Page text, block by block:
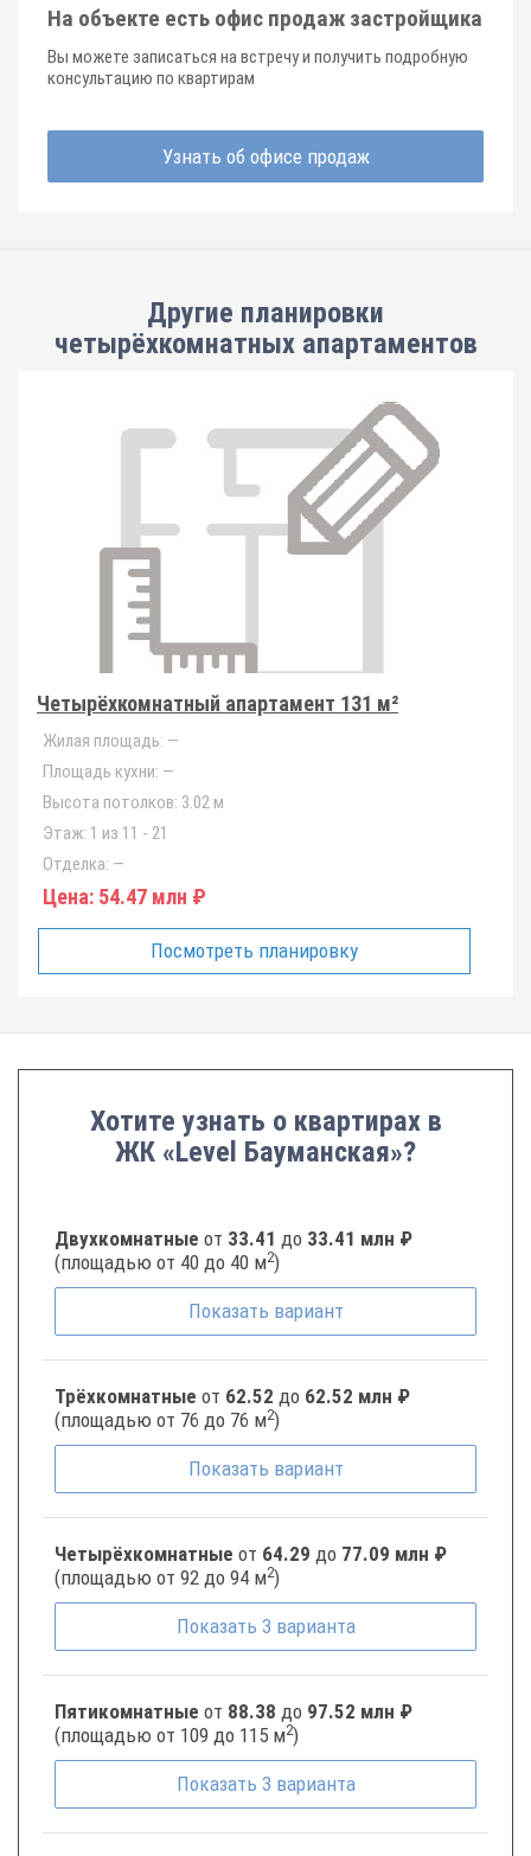
На объекте есть офис продаж застройщика
Вы можете записаться на встречу и получить подробную
консультацию по квартирам
Узнать об офисе продаж
Другие планировки
четырёхкомнатных апартаментов
Четырёхкомнатный апартамент 131 м²
Жилая площадь: —
Площадь кухни: —
Высота потолков: 3.02 м
Этаж: 1 из 11 - 21
Отделка: —
Цена: 54.47 млн ₽
Посмотреть планировку
Хотите узнать о квартирах в
ЖК «Level Бауманская»?
Двухкомнатные от 33.41 до 33.41 млн ₽
(площадью от 40 до 40 м2)
Показать вариант
Трёхкомнатные от 62.52 до 62.52 млн ₽
(площадью от 76 до 76 м2)
Показать вариант
Четырёхкомнатные от 64.29 до 77.09 млн ₽
(площадью от 92 до 94 м2)
Показать 3 варианта
Пятикомнатные от 88.38 до 97.52 млн ₽
(площадью от 109 до 115 м2)
Показать 3 варианта